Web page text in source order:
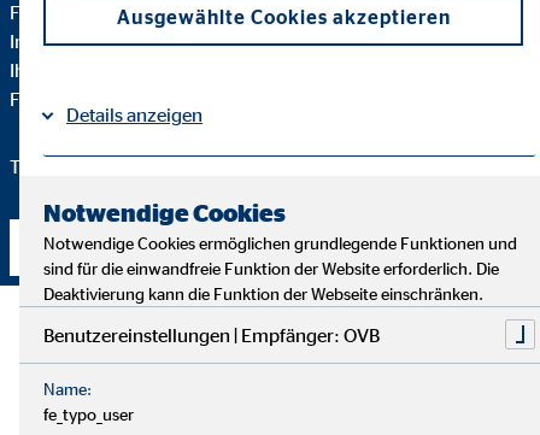
Finanzprodukten, die im Zusammenhang mit einer
Immobilienfinanzierung stehen. Darüber hinaus stehen wir
Ihnen immer mit Rat und Tat zur Seite, auch in allen anderen
Finanzfragen.
Testen Sie uns, wir freuen uns auf Sie!
Kontakt aufnehmen
Ausgewählte Cookies akzeptieren
Details anzeigen
Notwendige Cookies
Notwendige Cookies ermöglichen grundlegende Funktionen und
sind für die einwandfreie Funktion der Website erforderlich. Die
Deaktivierung kann die Funktion der Webseite einschränken.
Benutzereinstellungen | Empfänger: OVB
Name:
fe_typo_user